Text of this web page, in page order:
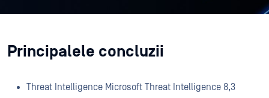
Principalele concluzii
Threat Intelligence Microsoft Threat Intelligence 8,3